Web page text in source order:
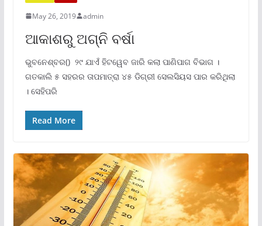
May 26, 2019 admin
ଆକାଶରୁ ଅଗ୍ନି ବର୍ଷା
ଭୁବନେଶ୍ବର() ୨୯ ଯାଏଁ ହିଟୱେବ ଜାରି କଲା ପାଣିପାଗ ବିଭାଗ ।
ଗତକାଲି ୫ ସହରର ତାପମାତ୍ରା ୪୫ ଡିଗ୍ରୀ ସେଲସିୟସ ପାର କରିଥିଲା
। ସେହିପରି
Read More